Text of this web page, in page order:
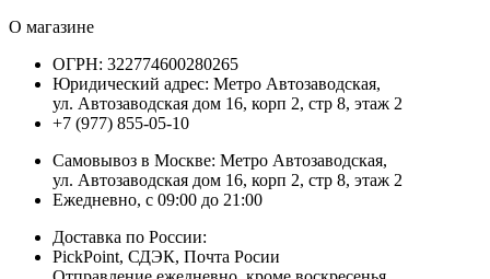
О магазине
ОГРН: 322774600280265
Юридический адрес: Метро Автозаводская,
ул. Автозаводская дом 16, корп 2, стр 8, этаж 2
+7 (977) 855-05-10
Самовывоз в Москве: Метро Автозаводская,
ул. Автозаводская дом 16, корп 2, стр 8, этаж 2
Ежедневно, с 09:00 до 21:00
Доставка по России:
PickPoint, СДЭК, Почта Росии